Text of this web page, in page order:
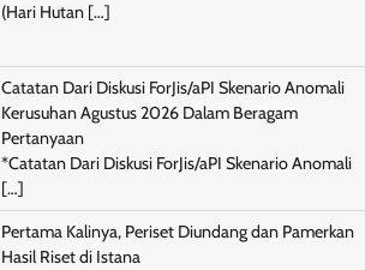
(Hari Hutan […]
Catatan Dari Diskusi ForJis/aPI Skenario Anomali
Kerusuhan Agustus 2026 Dalam Beragam
Pertanyaan
*Catatan Dari Diskusi ForJis/aPI Skenario Anomali
[…]
Pertama Kalinya, Periset Diundang dan Pamerkan
Hasil Riset di Istana